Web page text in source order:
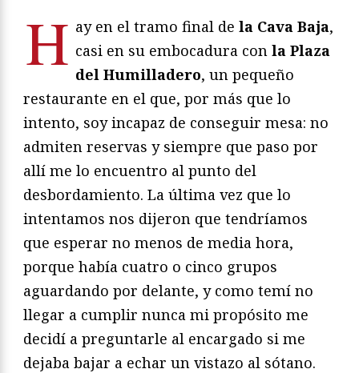
H ay en el tramo final de la Cava Baja,
casi en su embocadura con la Plaza
del Humilladero, un pequeño
restaurante en el que, por más que lo
intento, soy incapaz de conseguir mesa: no
admiten reservas y siempre que paso por
allí me lo encuentro al punto del
desbordamiento. La última vez que lo
intentamos nos dijeron que tendríamos
que esperar no menos de media hora,
porque había cuatro o cinco grupos
aguardando por delante, y como temí no
llegar a cumplir nunca mi propósito me
decidí a preguntarle al encargado si me
dejaba bajar a echar un vistazo al sótano.